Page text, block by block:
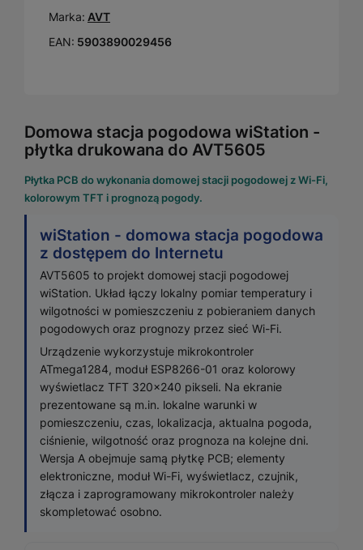
Marka: AVT
EAN: 5903890029456
Domowa stacja pogodowa wiStation -
płytka drukowana do AVT5605
Płytka PCB do wykonania domowej stacji pogodowej z Wi-Fi,
kolorowym TFT i prognozą pogody.
wiStation - domowa stacja pogodowa
z dostępem do Internetu
AVT5605 to projekt domowej stacji pogodowej
wiStation. Układ łączy lokalny pomiar temperatury i
wilgotności w pomieszczeniu z pobieraniem danych
pogodowych oraz prognozy przez sieć Wi-Fi.
Urządzenie wykorzystuje mikrokontroler
ATmega1284, moduł ESP8266-01 oraz kolorowy
wyświetlacz TFT 320×240 pikseli. Na ekranie
prezentowane są m.in. lokalne warunki w
pomieszczeniu, czas, lokalizacja, aktualna pogoda,
ciśnienie, wilgotność oraz prognoza na kolejne dni.
Wersja A obejmuje samą płytkę PCB; elementy
elektroniczne, moduł Wi-Fi, wyświetlacz, czujnik,
złącza i zaprogramowany mikrokontroler należy
skompletować osobno.